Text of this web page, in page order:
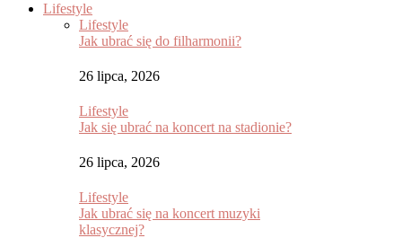
Lifestyle
Lifestyle
Jak ubrać się do filharmonii?
26 lipca, 2026
Lifestyle
Jak się ubrać na koncert na stadionie?
26 lipca, 2026
Lifestyle
Jak ubrać się na koncert muzyki
klasycznej?